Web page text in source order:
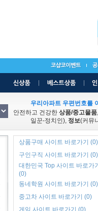
우리아파트 우편번호를
안전하고 건강한 상품/중고물품
일꾼-정치인), 정보(커뮤
상품구매 사이트 바로가기 (0)
구인구직 사이트 바로가기 (0)
대한민국 Top 사이트 바로가기
(0)
동네학원 사이트 바로가기 (0)
중고차 사이트 바로가기 (0)
게임 사이트 바로가기 (0)